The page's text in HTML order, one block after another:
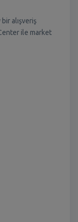
alışveriş
ile market